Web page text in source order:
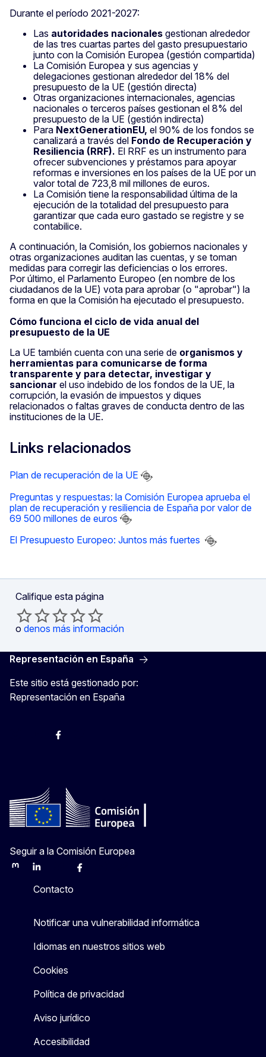
Durante el período 2021-2027:
Las autoridades nacionales gestionan alrededor
de las tres cuartas partes del gasto presupuestario
junto con la Comisión Europea (gestión compartida)
La Comisión Europea y sus agencias y
delegaciones gestionan alrededor del 18% del
presupuesto de la UE (gestión directa)
Otras organizaciones internacionales, agencias
nacionales o terceros países gestionan el 8% del
presupuesto de la UE (gestión indirecta)
Para NextGenerationEU, el 90% de los fondos se
canalizará a través del Fondo de Recuperación y
Resiliencia (RRF). El RRF es un instrumento para
ofrecer subvenciones y préstamos para apoyar
reformas e inversiones en los países de la UE por un
valor total de 723,8 mil millones de euros.
La Comisión tiene la responsabilidad última de la
ejecución de la totalidad del presupuesto para
garantizar que cada euro gastado se registre y se
contabilice.
A continuación, la Comisión, los gobiernos nacionales y
otras organizaciones auditan las cuentas, y se toman
medidas para corregir las deficiencias o los errores.
Por último, el Parlamento Europeo (en nombre de los
ciudadanos de la UE) vota para aprobar (o "aprobar") la
forma en que la Comisión ha ejecutado el presupuesto.
Cómo funciona el ciclo de vida anual del
presupuesto de la UE
La UE también cuenta con una serie de organismos y
herramientas para comunicarse de forma
transparente y para detectar, investigar y
sancionar el uso indebido de los fondos de la UE, la
corrupción, la evasión de impuestos y diques
relacionados o faltas graves de conducta dentro de las
instituciones de la UE.
Links relacionados
Plan de recuperación de la UE
Preguntas y respuestas: la Comisión Europea aprueba el
plan de recuperación y resiliencia de España por valor de
69 500 millones de euros
El Presupuesto Europeo: Juntos más fuertes
Califique esta página
o denos más información
Representación en España
Este sitio está gestionado por:
Representación en España
@ComisionEuropea
Espacio Europa
Comisión Europea en España
Seguir a la Comisión Europea
MastodonLinkedInBlueskyFacebook
Contacto
Notificar una vulnerabilidad informática
Idiomas en nuestros sitios web
Cookies
Política de privacidad
Aviso jurídico
Accesibilidad